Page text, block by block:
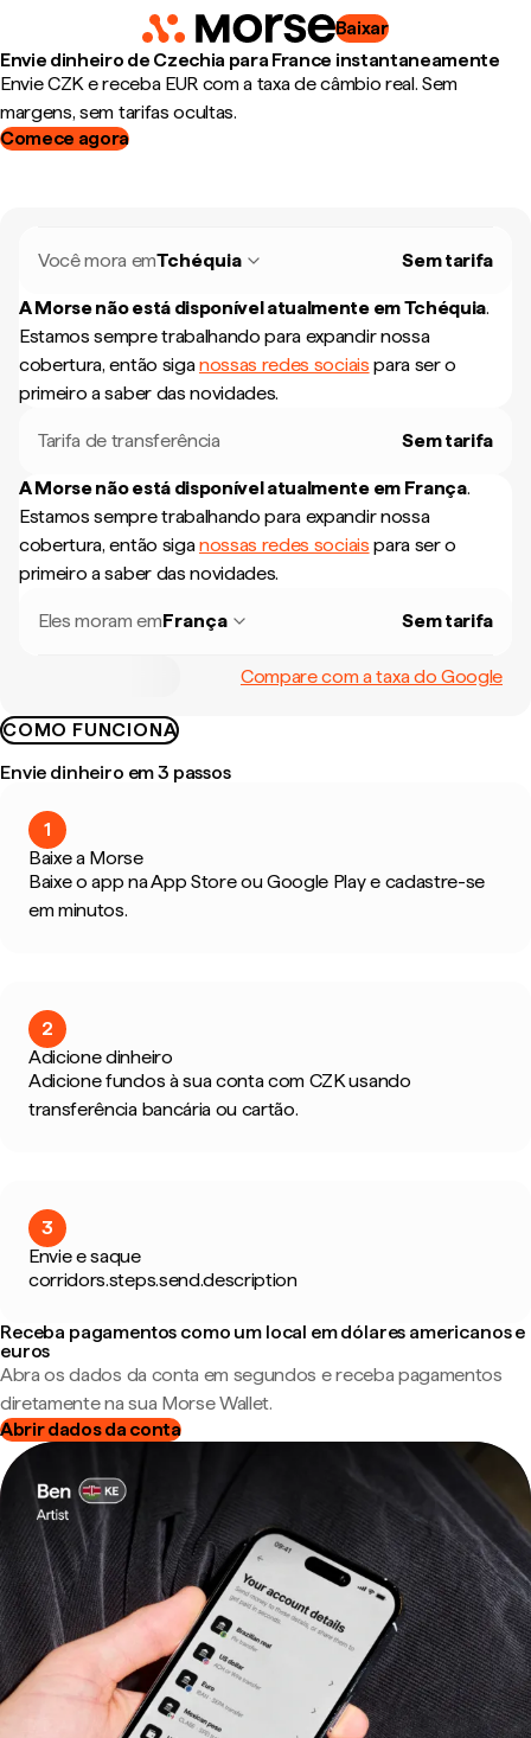
Baixar
Envie dinheiro de Czechia para France instantaneamente
Envie CZK e receba EUR com a taxa de câmbio real. Sem
margens, sem tarifas ocultas.
Comece agora
Você mora emTchéquia Sem tarifa
A Morse não está disponível atualmente emTchéquia.
Estamos sempre trabalhando para expandir nossa
cobertura, então siganossas redes sociais para ser o
primeiro a saber das novidades.
Tarifa de transferência Sem tarifa
A Morse não está disponível atualmente em França.
Estamos sempre trabalhando para expandir nossa
cobertura, então siganossas redes sociais para ser o
primeiro a saber das novidades.
Eles moram emFrança Sem tarifa
Compare com a taxa do Google
COMO FUNCIONA
Envie dinheiro em 3 passos
1
Baixe a Morse
Baixe o app na App Store ou Google Play e cadastre-se
em minutos.
2
Adicione dinheiro
Adicione fundos à sua conta com CZK usando
transferência bancária ou cartão.
3
Envie e saque
corridors.steps.send.description
Receba pagamentos como um local em dólares americanos e
euros
Abra os dados da conta em segundos e receba pagamentos
diretamente na sua Morse Wallet.
Abrir dados da conta